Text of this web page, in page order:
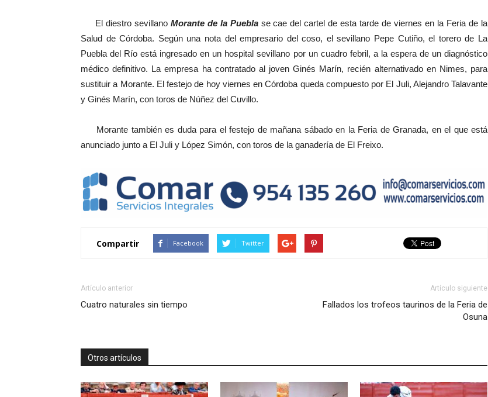
El diestro sevillano Morante de la Pueblase cae del cartel de esta tarde de viernes en la Feria de la
Salud de Córdoba. Según una nota del empresario del coso, el sevillano Pepe Cutiño, el torero de La
Puebla del Río está ingresado en un hospital sevillano por un cuadro febril, a la espera de un diagnóstico
médico definitivo. La empresa ha contratado al joven Ginés Marín, recién alternativado en Nimes, para
sustituir a Morante. El festejo de hoy viernes en Córdoba queda compuesto por El Juli, Alejandro Talavante
y Ginés Marín, con toros de Núñez del Cuvillo.
Morante también es duda para el festejo de mañana sábado en la Feria de Granada, en el que está
anunciado junto a El Juli y López Simón, con toros de la ganadería de El Freixo.
Compartir Facebook Twitter
Artículo anterior
Cuatro naturales sin tiempo
Artículo siguiente
Fallados los trofeos taurinos de la Feria de
Osuna
Otros artículos